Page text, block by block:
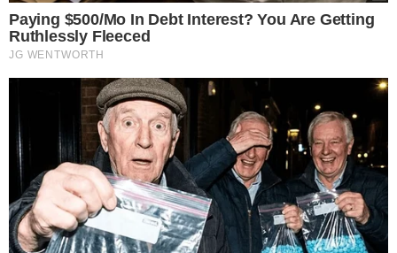
CAMPANHA HISTÓRICA EM PARIS
Mesmo eliminado, o jovem brasileiro deixa Roland
Garros com feitos importantes. Pela primeira vez na
carreira, Fonseca alcançou as quartas de final de um